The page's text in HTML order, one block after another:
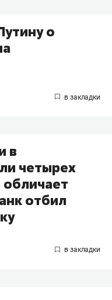
о
в
четырех
отбил